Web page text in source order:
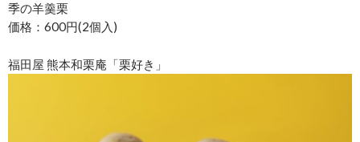
季の羊羹栗
価格：600円(2個入)
福田屋 熊本和栗庵「栗好き」